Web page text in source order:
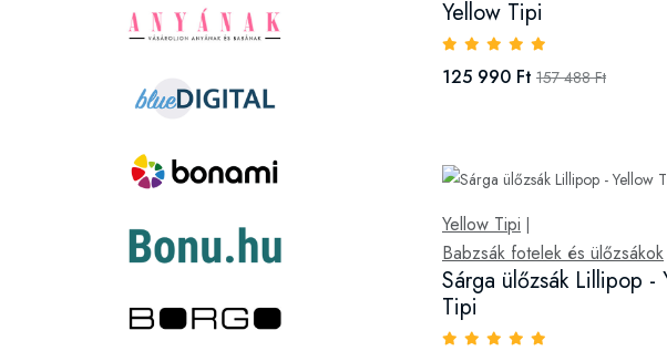
Yellow Tipi
125 990 Ft 157 488 Ft
Yellow Tipi |
Babzsák fotelek és ülőzsákok
Sárga ülőzsák Lillipop -
Tipi